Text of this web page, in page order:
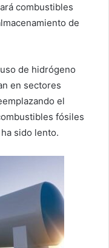
combustibles
de
de hidrógeno
en sectores
el
fósiles
sido lento.